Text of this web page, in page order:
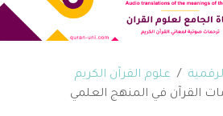
علوم القرآن الكريم
القرآن في المنهج العلمي